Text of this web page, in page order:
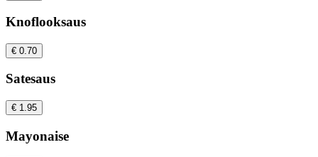
Knoflooksaus
€ 0.70
Satesaus
€ 1.95
Mayonaise